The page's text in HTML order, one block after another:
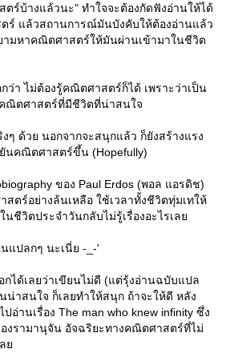
ร์บ้างแล้วนะ" ทำใจจะต้องกัดฟังอ่านให้ได้
ร์ แล้วสถานการณ์มันบังคับให้ต้องอ่านแล้ว
ยามหาคณิตศาสตร์ให้มันผ่านเข้ามาในชีวิต
ว่า ไม่ต้องรู้คณิตศาสตร์ก็ได้ เพราะว่าเป็น
ณิตศาสตร์ที่มีชีวิตที่น่าสนใจ
ด้วย นอกจากจะสนุกแล้ว ก็ยังสร้างแรง
นคณิตศาสตร์ขึ้น (Hopefully)
ของ Paul Erdos (พอล แอรดิช)
ตร์อย่างล้นเหลือ ใช้เวลาทั้งชีวิตทุ่มเทให้
นชีวิตประจำวันกลับไม่รู้เรื่องอะไรเล
แปลกๆ นะเนี่ย -_-'
กได้เลยว่าเขียนไม่ดี (แต่รุ้งอ่านฉบับแปล
น่าสนใจ ก็เลยทำให้สนุก ถ้าจะให้ดี หลัง
อ่านเรื่อง The man who knew infinity ซึ่ง
องรามานุจัน อัจฉริยะทางคณิตศาสตร์ที่ไม่
ล